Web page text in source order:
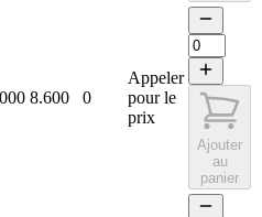
8.600 0
Appeler
pour le
prix
Ajouter
au
panier